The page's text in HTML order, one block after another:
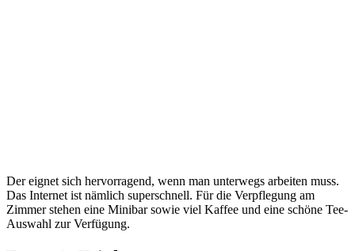
Der eignet sich hervorragend, wenn man unterwegs arbeiten muss.
Das Internet ist nämlich superschnell. Für die Verpflegung am
Zimmer stehen eine Minibar sowie viel Kaffee und eine schöne Tee-
Auswahl zur Verfügung.